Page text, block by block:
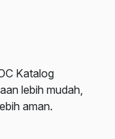
Katalog
lebih mudah,
aman.